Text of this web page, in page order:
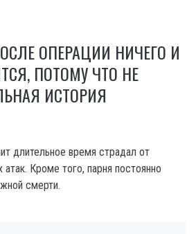
ОПЕРАЦИИ НИЧЕГО И
ПОТОМУ ЧТО НЕ
ИСТОРИЯ
длительное время страдал от
атак. Кроме того, парня постоянно
смерти.